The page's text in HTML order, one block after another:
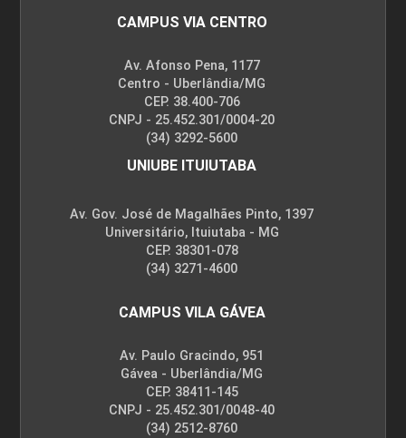
GESTÃO SUSTENTÁVEL DO SOLO E ÁGUA
45
INFORMÁTICA APLICADA
INOVAÇÃO E EMPREENDEDORISMO NO
AGRONEGÓCIO
CAMPUS VIA CENTRO
Av. Afonso Pena, 1177
Centro - Uberlândia/MG
CEP. 38.400-706
CNPJ - 25.452.301/0004-20
(34) 3292-5600
UNIUBE ITUIUTABA
Av. Gov. José de Magalhães Pinto, 1397
Universitário, Ituiutaba - MG
CEP. 38301-078
(34) 3271-4600
CAMPUS VILA GÁVEA
Av. Paulo Gracindo, 951
Gávea - Uberlândia/MG
CEP. 38411-145
CNPJ - 25.452.301/0048-40
(34) 2512-8760